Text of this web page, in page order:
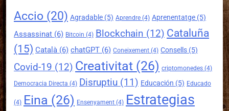
Accio (20) Agradable (5) Aprendre (4) Aprenentatge (5)
Assassinat (6) Bitcoin (4) Blockchain (12) Cataluña
(15) Català (6) chatGPT (6) Coneixement (4) Consells (5)
Covid-19 (12) Creativitat (26) criptomonedes (4)
Democracia Directa (4) Disruptiu (11) Educación (5) Educado
(4) Eina (26) Ensenyament (4) Estrategias